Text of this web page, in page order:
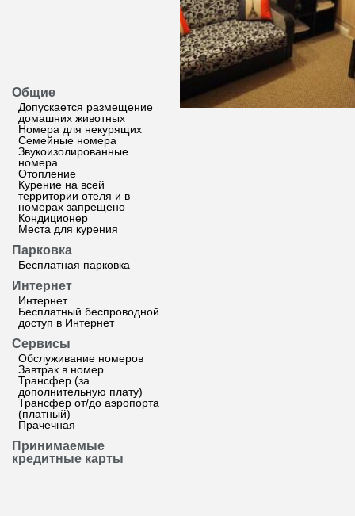
Общие
Допускается размещение
домашних животных
Номера для некурящих
Семейные номера
Звукоизолированные
номера
Отопление
Курение на всей
территории отеля и в
номерах запрещено
Кондиционер
Места для курения
Парковка
Бесплатная парковка
Интернет
Интернет
Бесплатный беспроводной
доступ в Интернет
Сервисы
Обслуживание номеров
Завтрак в номер
Трансфер (за
дополнительную плату)
Трансфер от/до аэропорта
(платный)
Прачечная
Принимаемые
кредитные карты